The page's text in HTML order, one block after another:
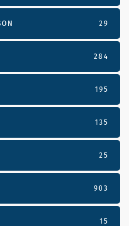
29
284
195
135
25
903
15